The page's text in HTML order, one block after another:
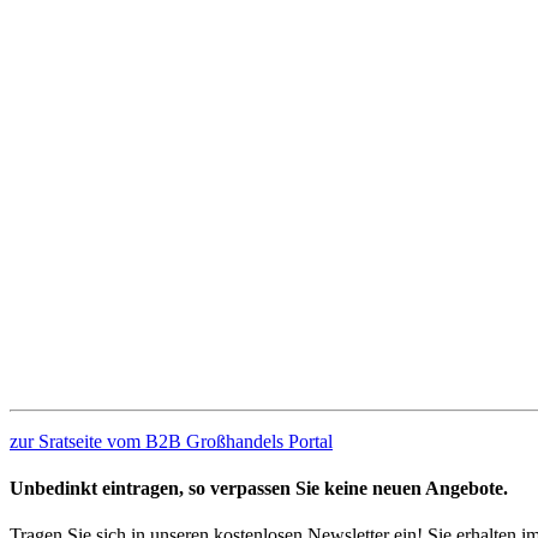
zur Sratseite vom B2B Großhandels Portal
Unbedinkt eintragen, so verpassen Sie keine neuen Angebote.